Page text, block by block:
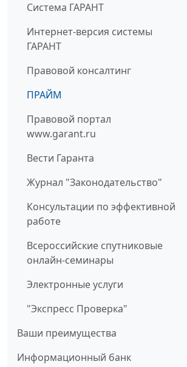
Система ГАРАНТ
Интернет-версия системы
ГАРАНТ
Правовой консалтинг
ПРАЙМ
Правовой портал
www.garant.ru
Вести Гаранта
Журнал "Законодательство"
Консультации по эффективной
работе
Всероссийские спутниковые
онлайн-семинары
Электронные услуги
"Экспресс Проверка"
Ваши преимущества
Информационный банк